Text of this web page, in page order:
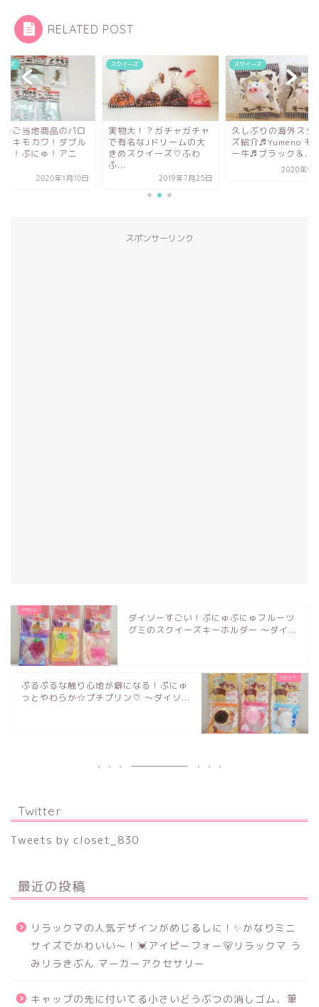
RELATED POST
スクイーズ
実物大！？ガチャガチャ
で有名なJドリームの大
きめスクイーズ♡ふわ
2019年7月25日
久しぶりの海外スクイー
ズ紹介♬Yumeno モーモ
ー牛♬ブラック＆...
スクイーズ
広島のご
ディ☆キモ
ぷにゅ！
マ...
スポンサーリンク
ダイソーすごい！ぷにゅぷにゅフルーツ
グミのスクイーズキーホルダー ～ダイ...
ぷるぷるな触り心地が癖になる！ぷにゅ
っとやわらか☆プチプリン♡ ～ダイソ...
Twitter
Tweets by closet_830
最近の投稿
リラックマの人気デザインがめじるしに！✨かなりミニ
サイズでかわいい～！💓アイピーフォー🐻リラックマ う
みリラきぶん マーカーアクセサリー
キャップの先に付いてる小さいどうぶつの消しゴム、筆